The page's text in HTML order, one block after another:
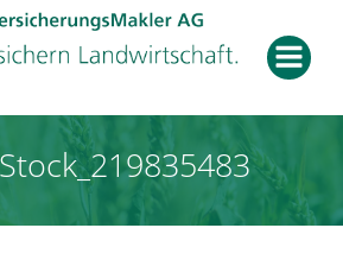
Zum
Inhalt
springen